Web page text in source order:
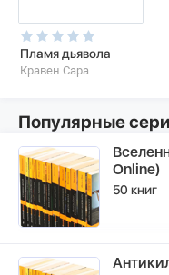
Пламя дьявола
Кравен Сара
Популярные
Online)
50 книг